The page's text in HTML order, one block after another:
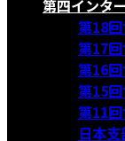
第四インタ
第18
第17
第16
第15
第11
日本